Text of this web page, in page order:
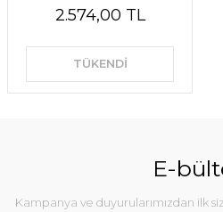
2.574,00 TL
TÜKENDİ
E-
Kampanya ve duyurularımızdan ilk